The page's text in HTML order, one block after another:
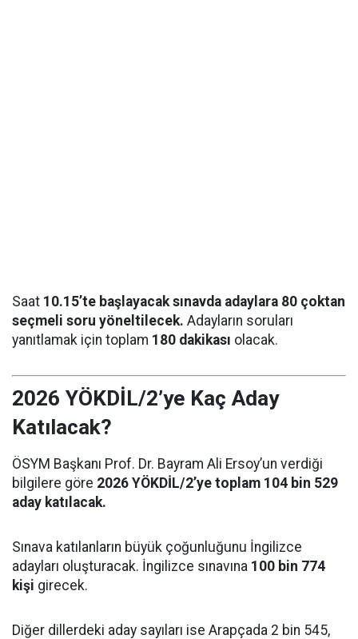
Saat 10.15’te başlayacak sınavda adaylara 80 çoktan
seçmeli soru yöneltilecek. Adayların soruları
yanıtlamak için toplam 180 dakikası olacak.
2026 YÖKDİL/2’ye Kaç Aday
Katılacak?
ÖSYM Başkanı Prof. Dr. Bayram Ali Ersoy’un verdiği
bilgilere göre 2026 YÖKDİL/2’ye toplam 104 bin 529
aday katılacak.
Sınava katılanların büyük çoğunluğunu İngilizce
adayları oluşturacak. İngilizce sınavına 100 bin 774
kişi girecek.
Diğer dillerdeki aday sayıları ise Arapçada 2 bin 545,